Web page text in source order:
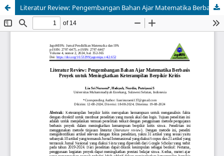
Literatur Review: Pengembangan Bahan Ajar Matematika Berbasis Proyek untuk Meningkatkan Keterampilan Berpikir Kritis